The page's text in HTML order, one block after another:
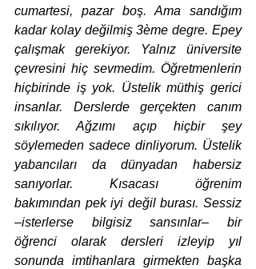
cumartesi, pazar boş. Ama sandığım
kadar kolay değilmiş 3ème degre. Epey
çalışmak gerekiyor. Yalnız üniversite
çevresini hiç sevmedim. Öğretmenlerin
hiçbirinde iş yok. Üstelik müthiş gerici
insanlar. Derslerde gerçekten canım
sıkılıyor. Ağzımı açıp hiçbir şey
söylemeden sadece dinliyorum. Üstelik
yabancıları da dünyadan habersiz
sanıyorlar. Kısacası öğrenim
bakımından pek iyi değil burası. Sessiz
–isterlerse bilgisiz sansınlar– bir
öğrenci olarak dersleri izleyip yıl
sonunda imtihanlara girmekten başka